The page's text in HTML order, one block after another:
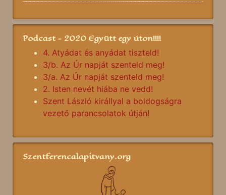
Podcast - 2020 Együtt egy úton!!!!
4. Atyádat és anyádat tiszteld!
3/b. Az Úr napját szenteld meg!
3/a. Az Úr napját szenteld meg!
2. Isten nevét hiába ne vedd!
Szent László királlyal a boldogságra
vezető parancsolatok útján!
Szentferencalapitvany.org